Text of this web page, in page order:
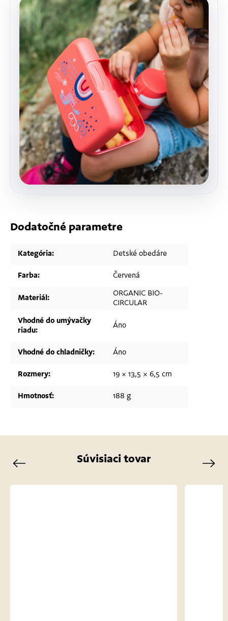
Dodatočné parametre
Kategória: Detské obedáre
Farba: Červená
Materiál:
ORGANIC BIO-
CIRCULAR
Vhodné do umývačky
riadu:
Áno
Vhodné do chladničky: Áno
Rozmery: 19 × 13,5 × 6,5 cm
Hmotnosť: 188 g
Súvisiaci tovar
Previous Next